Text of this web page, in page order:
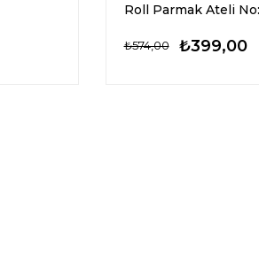
Roll Parmak Ateli
₺399,00
₺574,00